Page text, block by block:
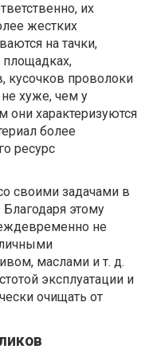
их
жестких
на тачки,
кусочков проволоки
не хуже, чем у
они характеризуются
более
ресурс
своими задачами в
этому
не
маслами и т. д.
эксплуатации и
очищать от